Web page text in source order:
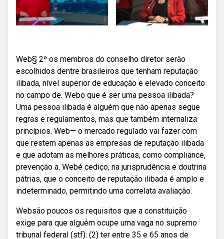
Web§ 2º os membros do conselho diretor serão
escolhidos dentre brasileiros que tenham reputação
ilibada, nível superior de educação e elevado conceito
no campo de. Webo que é ser uma pessoa ilibada?
Uma pessoa ilibada é alguém que não apenas segue
regras e regulamentos, mas que também internaliza
princípios. Web— o mercado regulado vai fazer com
que restem apenas as empresas de reputação ilibada
e que adotam as melhores práticas, como compliance,
prevenção a. Webé cediço, na jurisprudência e doutrina
pátrias, que o conceito de reputação ilibada é amplo e
indeterminado, permitindo uma correlata avaliação.
Websão poucos os requisitos que a constituição
exige para que alguém ocupe uma vaga no supremo
tribunal federal (stf): (2) ter entre 35 e 65 anos de